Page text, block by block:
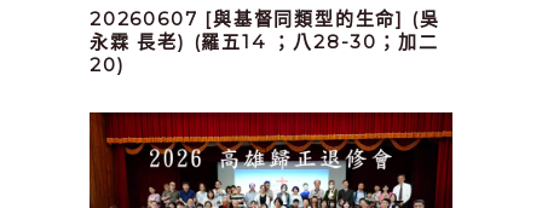
20260607 [與基督同類型的生命] (吳
永霖 長老) (羅五14 ；八28-30；加二
20)